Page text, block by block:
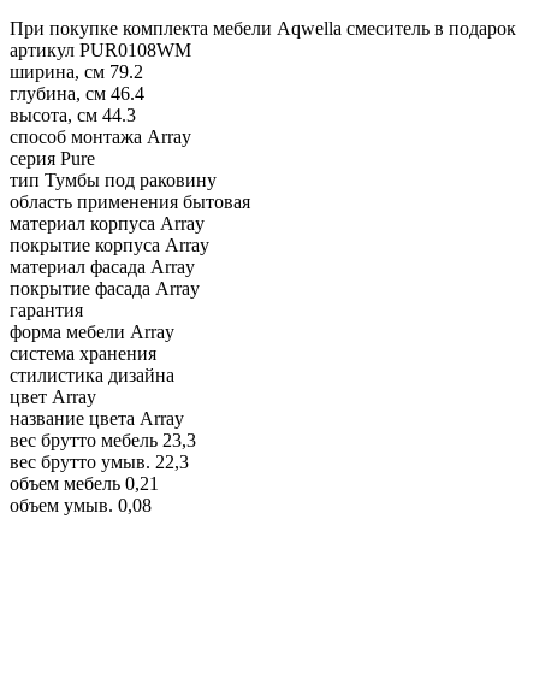
При покупке комплекта мебели Aqwella смеситель в подарок
артикул PUR0108WM
ширина, см 79.2
глубина, см 46.4
высота, см 44.3
способ монтажа Array
серия Pure
тип Тумбы под раковину
область применения бытовая
материал корпуса Array
покрытие корпуса Array
материал фасада Array
покрытие фасада Array
гарантия
форма мебели Array
система хранения
стилистика дизайна
цвет Array
название цвета Array
вес брутто мебель 23,3
вес брутто умыв. 22,3
объем мебель 0,21
объем умыв. 0,08